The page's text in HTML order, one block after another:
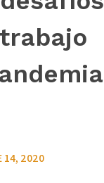
14, 2020